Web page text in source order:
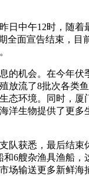
中午12时，随着
全面宣告结束，目
机会。在今年伏
放流了8批次各类
态环境。同时，厦
洋生物提供了更多
获悉，最后结束
和6艘杂渔具渔船，
场输送更多新鲜海